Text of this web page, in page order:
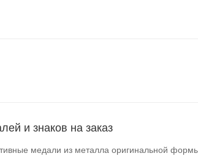
и знаков на заказ
медали из металла оригинальной